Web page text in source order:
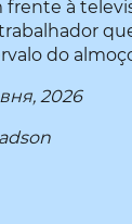
frente à
do
2026